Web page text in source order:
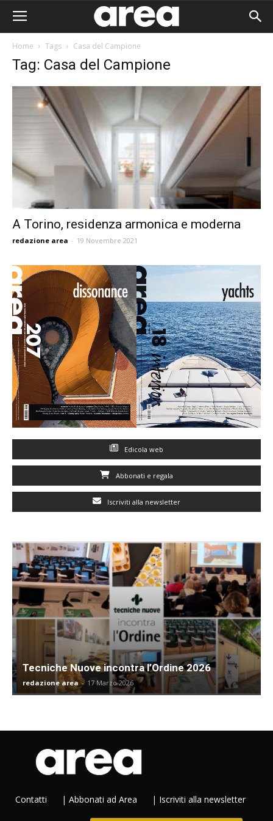
Home Tags Casa del Campione
Tag: Casa del Campione
A Torino, residenza armonica e moderna
redazione area - 19 Novembre 2021
Edicola web
Abbonati e regala
Iscriviti alla newsletter
Tecniche Nuove incontra l’Ordine 2026
redazione area - 17 Marzo 2026
Contatti | Abbonati ad Area | Iscriviti alla newsletter